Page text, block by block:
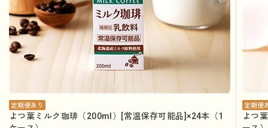
定期便あり
よつ葉ミルク珈琲（200ml）[常温保存可能品]×24本（1
定期便
よつ